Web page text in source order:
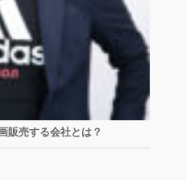
販売する会社とは？